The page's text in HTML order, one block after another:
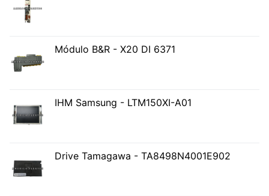
Módulo B&R - X20 DI 6371
IHM Samsung - LTM150XI-A01
Drive Tamagawa - TA8498N4001E902